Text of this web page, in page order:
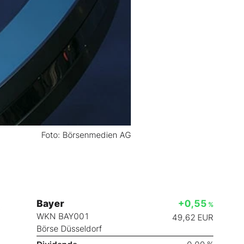
Foto: Börsenmedien AG
Bayer
WKN BAY001
Börse Düsseldorf
+0,55 %
49,62 EUR